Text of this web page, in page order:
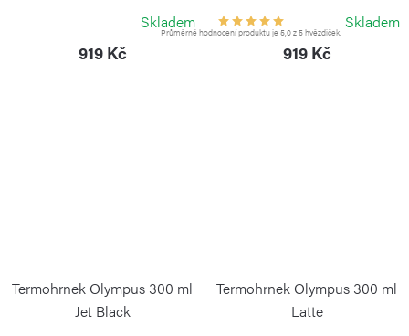
Skladem
919 Kč
Průměrné hodnocení produktu je 5,0 z 5 hvězdiček.
Skladem
919 Kč
Termohrnek Olympus 300 ml
Jet Black
Termohrnek Olympus 300 ml
Latte